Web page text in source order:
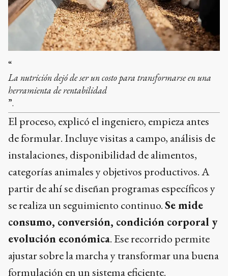
“
La nutrición dejó de ser un costo para transformarse en una
herramienta de rentabilidad
”.
El proceso, explicó el ingeniero, empieza antes
de formular. Incluye visitas a campo, análisis de
instalaciones, disponibilidad de alimentos,
categorías animales y objetivos productivos. A
partir de ahí se diseñan programas específicos y
se realiza un seguimiento continuo.Se mide
consumo, conversión, condición corporal y
evolución económica. Ese recorrido permite
ajustar sobre la marcha y transformar una buena
formulación en un sistema eficiente.